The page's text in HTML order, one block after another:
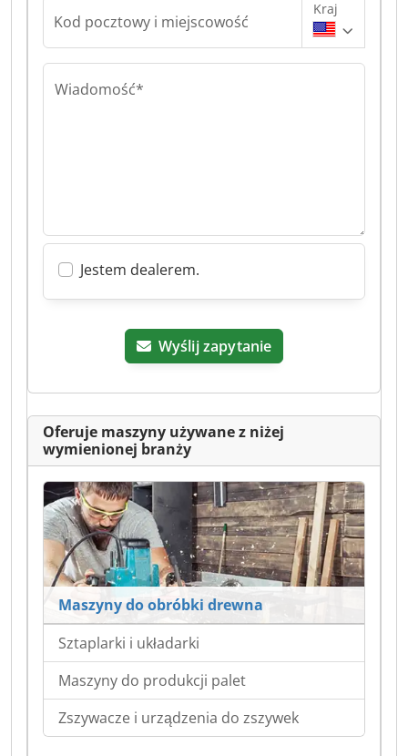
Kod pocztowy i miejscowość
Kraj
Wiadomość*
Jestem dealerem.
Wyślij zapytanie
Oferuje maszyny używane z niżej
wymienionej branży
Maszyny do obróbki drewna
Sztaplarki i układarki
Maszyny do produkcji palet
Zszywacze i urządzenia do zszywek